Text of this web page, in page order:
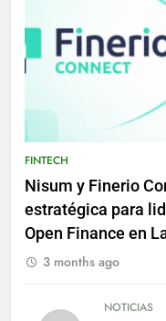
FINTECH
Nisum y Finerio
estratégica para
Open Finance en
3 months ago
NOTICIAS